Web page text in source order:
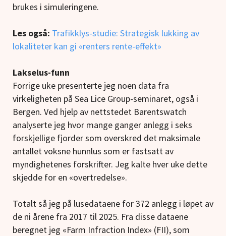
brukes i simuleringene.
Les også: Trafikklys-studie: Strategisk lukking av
lokaliteter kan gi «renters rente-effekt»
Lakselus-funn
Forrige uke presenterte jeg noen data fra
virkeligheten på Sea Lice Group-seminaret, også i
Bergen. Ved hjelp av nettstedet Barentswatch
analyserte jeg hvor mange ganger anlegg i seks
forskjellige fjorder som overskred det maksimale
antallet voksne hunnlus som er fastsatt av
myndighetenes forskrifter. Jeg kalte hver uke dette
skjedde for en «overtredelse».
Totalt så jeg på lusedataene for 372 anlegg i løpet av
de ni årene fra 2017 til 2025. Fra disse dataene
beregnet jeg «Farm Infraction Index» (FII), som